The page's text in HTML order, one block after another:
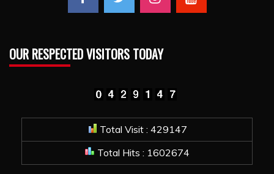
OUR RESPECTED VISITORS TODAY
Total Visit : 429147
Total Hits : 1602674